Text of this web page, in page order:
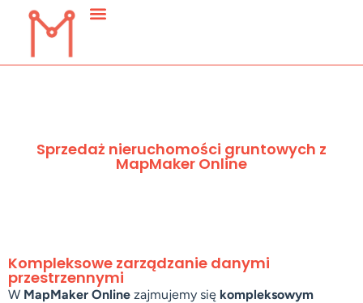
Sprzedaż nieruchomości gruntowych z
MapMaker Online
Kompleksowe zarządzanie danymi
przestrzennymi
W MapMaker Online zajmujemy się kompleksowym